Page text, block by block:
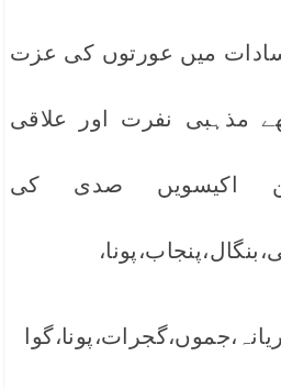
میں عورتوں کی عزت
مذہبی نفرت اور علاقی
اکیسویں صدی کی